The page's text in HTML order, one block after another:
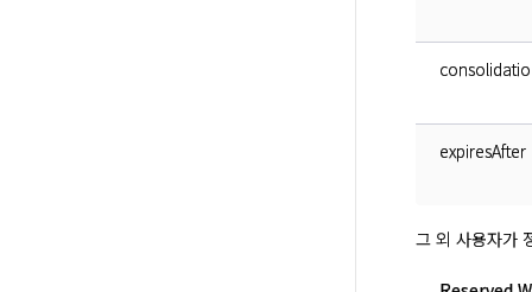
expiresAfter
그 외 사용자가